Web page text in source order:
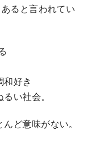
ると言われてい
和好き
い社会。
ど意味がない。